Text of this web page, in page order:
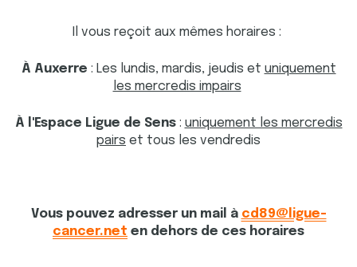
Il vous reçoit aux mêmes horaires :
À Auxerre : Les lundis, mardis, jeudis et uniquement
les mercredis impairs
À l'Espace Ligue de Sens: uniquement les mercredis
pairs et tous les vendredis
Vous pouvez adresser un mail à cd89@ligue-
cancer.net en dehors de ces horaires